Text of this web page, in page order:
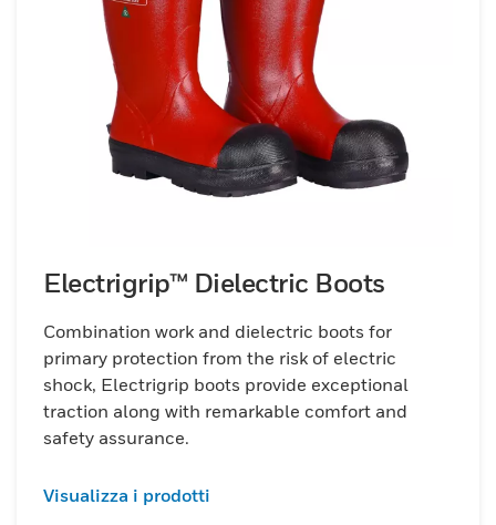
Electrigrip™ Dielectric Boots
Combination work and dielectric boots for
primary protection from the risk of electric
shock, Electrigrip boots provide exceptional
traction along with remarkable comfort and
safety assurance.
Visualizza i prodotti